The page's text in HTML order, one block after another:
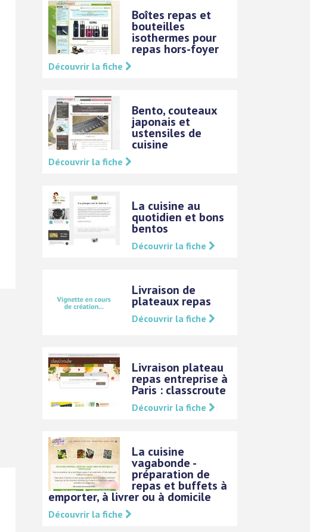
Boîtes repas et
bouteilles
isothermes pour
repas hors-foyer
Découvrir la fiche
Bento, couteaux
japonais et
ustensiles de
cuisine
Découvrir la fiche
La cuisine au
quotidien et bons
bentos
Découvrir la fiche
Livraison de
plateaux repas
Découvrir la fiche
Livraison plateau
repas entreprise à
Paris : classcroute
Découvrir la fiche
La cuisine
vagabonde -
préparation de
repas et buffets à
emporter, à livrer ou à domicile
Découvrir la fiche